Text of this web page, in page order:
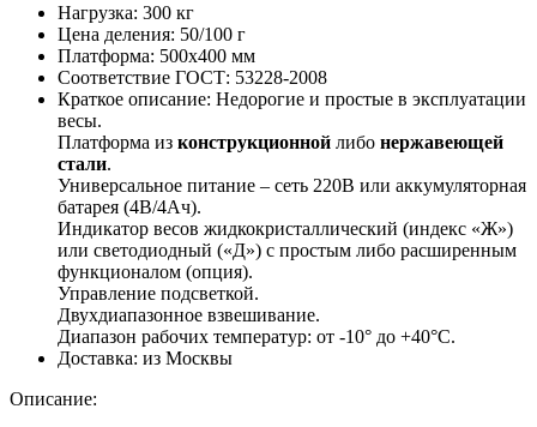
Нагрузка: 300 кг
Цена деления: 50/100 г
Платформа: 500х400 мм
Соответствие ГОСТ: 53228-2008
Краткое описание: Недорогие и простые в эксплуатации
весы.
Платформа из конструкционной либо нержавеющей
стали.
Универсальное питание – сеть 220В или аккумуляторная
батарея (4В/4Ач).
Индикатор весов жидкокристаллический (индекс «Ж»)
или светодиодный («Д») с простым либо расширенным
функционалом (опция).
Управление подсветкой.
Двухдиапазонное взвешивание.
Диапазон рабочих температур: от -10° до +40°C.
Доставка: из Москвы
Описание: